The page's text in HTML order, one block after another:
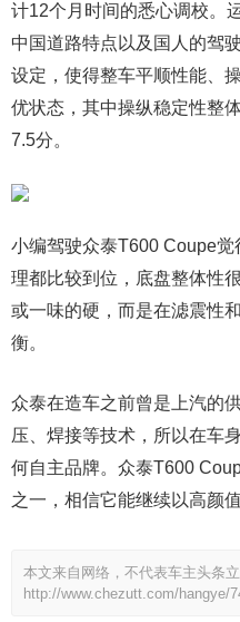
计12个月时间的悉心调校。
中国道路特点以及国人的驾
设定，使得整车平顺性能、
优状态，其中操纵稳定性整
7.5分。
小编驾驶众泰T600 Coupe
理都比较到位，底盘整体性
或一味的硬，而是在滤震性
衡。
众泰在造车之前曾是上汽的
压、焊接等技术，所以在车
何自主品牌。众泰T600
之一，相信它能继续以高颜
本文来自网络，不代表车主头条
http://www.chezutt.com/hangye/